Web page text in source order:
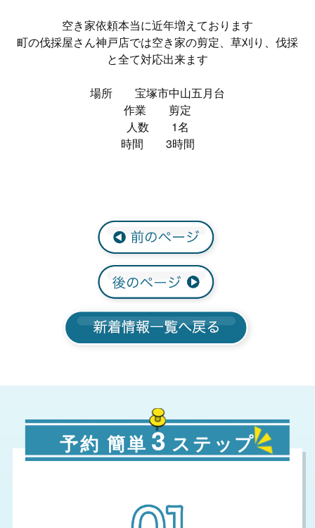
空き家依頼本当に近年増えております
町の伐採屋さん神戸店では空き家の剪定、草刈り、伐採
と全て対応出来ます
場所 宝塚市中山五月台
作業 剪定
人数 1名
時間 3時間
予約 簡単 3 ステップ